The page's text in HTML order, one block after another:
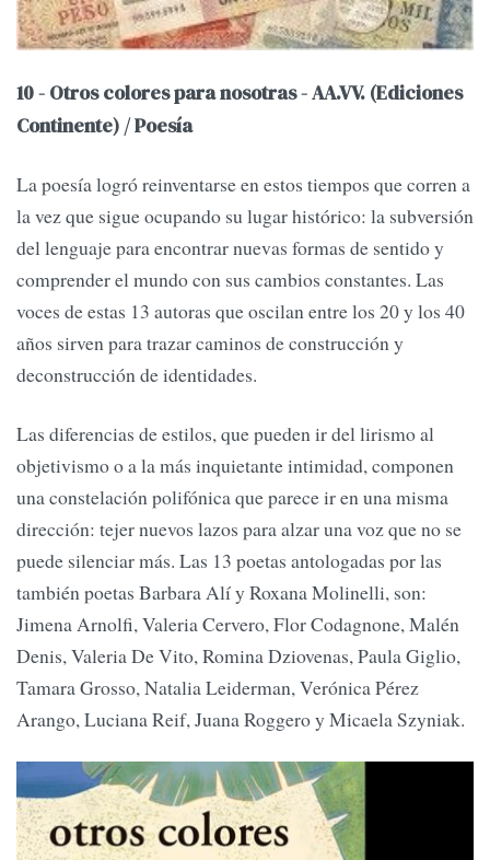
10 - Otros colores para nosotras - AA.VV. (Ediciones
Continente) / Poesía
La poesía logró reinventarse en estos tiempos que corren a
la vez que sigue ocupando su lugar histórico: la subversión
del lenguaje para encontrar nuevas formas de sentido y
comprender el mundo con sus cambios constantes. Las
voces de estas 13 autoras que oscilan entre los 20 y los 40
años sirven para trazar caminos de construcción y
deconstrucción de identidades.
Las diferencias de estilos, que pueden ir del lirismo al
objetivismo o a la más inquietante intimidad, componen
una constelación polifónica que parece ir en una misma
dirección: tejer nuevos lazos para alzar una voz que no se
puede silenciar más. Las 13 poetas antologadas por las
también poetas Barbara Alí y Roxana Molinelli, son:
Jimena Arnolfi, Valeria Cervero, Flor Codagnone, Malén
Denis, Valeria De Vito, Romina Dziovenas, Paula Giglio,
Tamara Grosso, Natalia Leiderman, Verónica Pérez
Arango, Luciana Reif, Juana Roggero y Micaela Szyniak.